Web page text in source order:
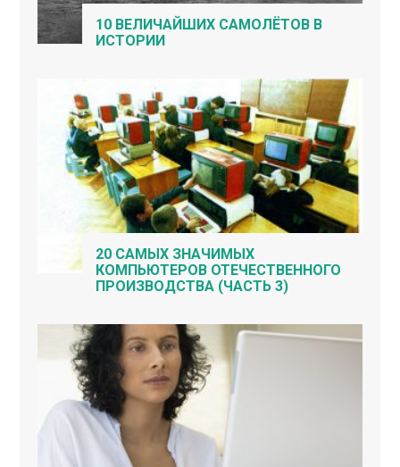
10 ВЕЛИЧАЙШИХ САМОЛЁТОВ В
ИСТОРИИ
20 САМЫХ ЗНАЧИМЫХ
КОМПЬЮТЕРОВ ОТЕЧЕСТВЕННОГО
ПРОИЗВОДСТВА (ЧАСТЬ 3)